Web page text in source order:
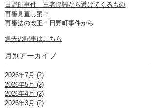
日野町事件 三者協議から透けてくるもの
再審見直し案？
再審法の改正・日野町事件から
過去の記事はこちら
月別アーカイブ
2026年7月 (2)
2026年5月 (2)
2026年4月 (2)
2026年3月 (2)